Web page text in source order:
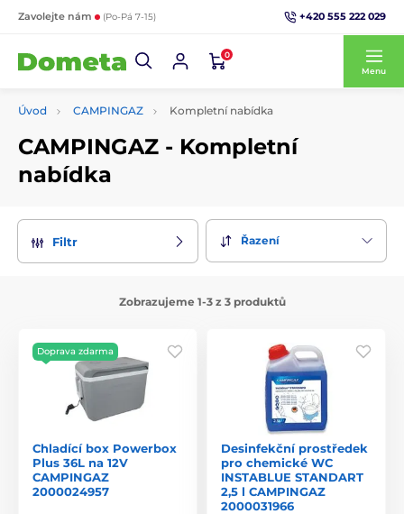
Zavolejte nám (Po-Pá 7-15) +420 555 222 029
0
Menu
Úvod CAMPINGAZ Kompletní nabídka
CAMPINGAZ - Kompletní
nabídka
Filtr Řazení
Zobrazujeme 1-3 z 3 produktů
Doprava zdarma
Chladící box Powerbox
Plus 36L na 12V
CAMPINGAZ
2000024957
Desinfekční prostředek
pro chemické WC
INSTABLUE STANDART
2,5 l CAMPINGAZ
2000031966